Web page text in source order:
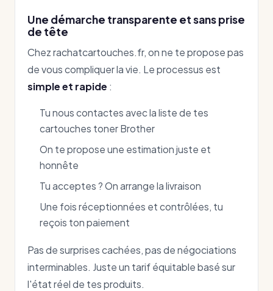
Une démarche transparente et sans prise
de tête
Chez rachatcartouches.fr, on ne te propose pas
de vous compliquer la vie. Le processus est
simple et rapide :
Tu nous contactes avec la liste de tes
cartouches toner Brother
On te propose une estimation juste et
honnête
Tu acceptes ? On arrange la livraison
Une fois réceptionnées et contrôlées, tu
reçois ton paiement
Pas de surprises cachées, pas de négociations
interminables. Juste un tarif équitable basé sur
l'état réel de tes produits.